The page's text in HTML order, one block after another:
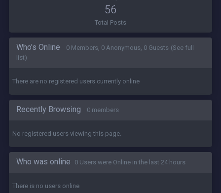
56
Total Posts
Who's Online 0 Members, 0 Anonymous, 0 Guests (See full
list)
There are no registered users currently online
Recently Browsing 0 members
No registered users viewing this page.
Who was online 0 Users were Online in the last 24 hours
There is no users online